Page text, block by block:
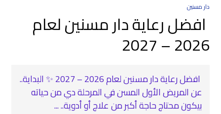
دار مسنين
افضل رعاية دار مسنين لعام
2026 – 2027
افضل رعاية دار مسنين لعام 2026 – 2027 ✨ البداية..
عن المريض الأول المسن في المرحلة دي من حياته
بيكون محتاج حاجة أكبر من علاج أو أدوية.. ...